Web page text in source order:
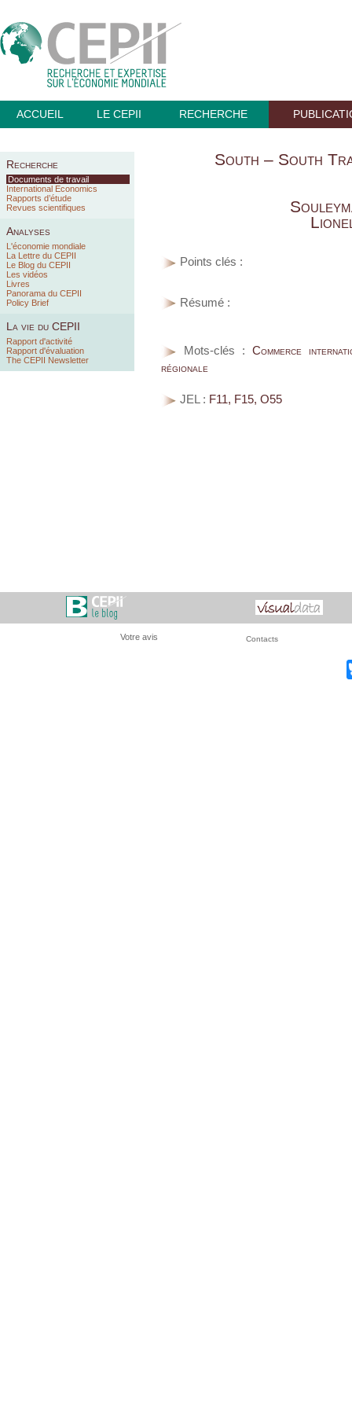
ACCUEIL LE CEPII RECHERCHE
Recherche
Documents de travail
International Economics
Rapports d’étude
Revues scientifiques
Analyses
L'économie mondiale
La Lettre du CEPII
Le Blog du CEPII
Les vidéos
Livres
Panorama du CEPII
Policy Brief
La vie du CEPII
Rapport d'activité
Rapport d'évaluation
The CEPII Newsletter
South – South
Points clés :
Résumé :
Mots-clés : Commerce
régionale
JEL : F11, F15, O55
Votre avis Contacts